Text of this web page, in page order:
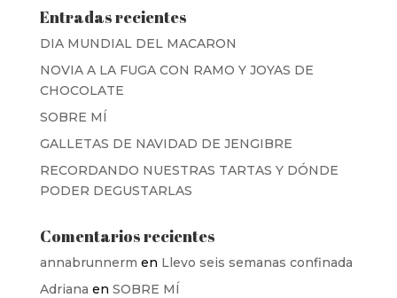
Entradas recientes
DIA MUNDIAL DEL MACARON
NOVIA A LA FUGA CON RAMO Y JOYAS DE
CHOCOLATE
SOBRE MÍ
GALLETAS DE NAVIDAD DE JENGIBRE
RECORDANDO NUESTRAS TARTAS Y DÓNDE
PODER DEGUSTARLAS
Comentarios recientes
annabrunnerm en Llevo seis semanas confinada
Adriana en SOBRE MÍ